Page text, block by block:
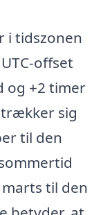
i tidszonen
offset
og +2 timer
sig
til den
til den